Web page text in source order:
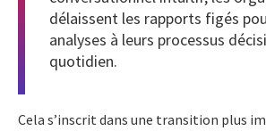
délaissent les rapports figés
analyses à leurs processus
quotidien.
Cela s’inscrit dans une transition plus